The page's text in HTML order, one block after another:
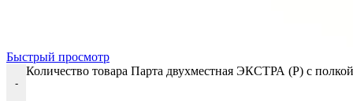
Быстрый просмотр
-
Количество товара Парта двухместная ЭКСТРА (Р) с